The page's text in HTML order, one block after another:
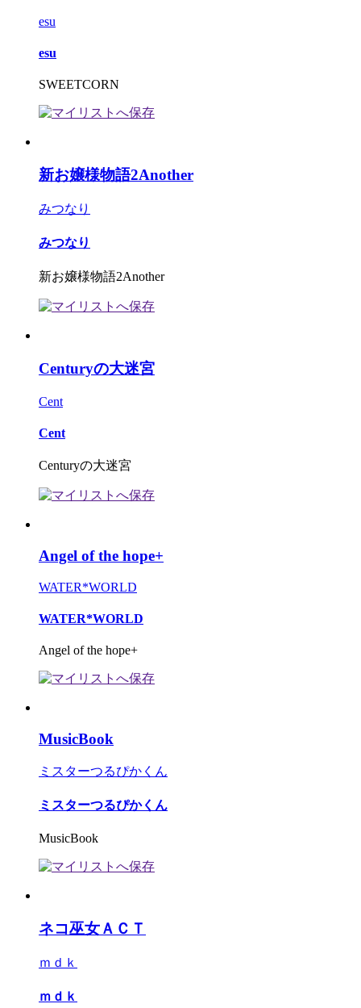
esu
esu
SWEETCORN
新お嬢様物語2Another
みつなり
みつなり
新お嬢様物語2Another
Centuryの大迷宮
Cent
Cent
Centuryの大迷宮
Angel of the hope+
WATER*WORLD
WATER*WORLD
Angel of the hope+
MusicBook
ミスターつるぴかくん
ミスターつるぴかくん
MusicBook
ネコ巫女ＡＣＴ
ｍｄｋ
ｍｄｋ